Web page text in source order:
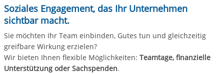
Soziales Engagement, das Ihr Unternehmen
sichtbar macht.
Sie möchten Ihr Team einbinden, Gutes tun und gleichzeitig
greifbare Wirkung erzielen?
Wir bieten Ihnen flexible Möglichkeiten: Teamtage, finanzielle
Unterstützung oder Sachspenden.